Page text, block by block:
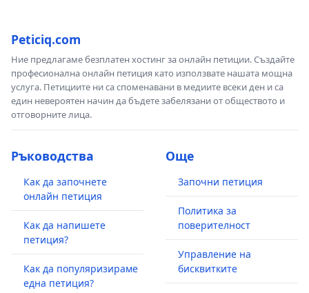
Peticiq.com
Ние предлагаме безплатен хостинг за онлайн петиции. Създайте
професионална онлайн петиция като използвате нашата мощна
услуга. Петициите ни са споменавани в медиите всеки ден и са
един невероятен начин да бъдете забелязани от обществото и
отговорните лица.
Ръководства
Как да започнете
онлайн петиция
Как да напишете
петиция?
Как да популяризираме
една петиция?
Още
Започни петиция
Политика за
поверителност
Управление на
бисквитките